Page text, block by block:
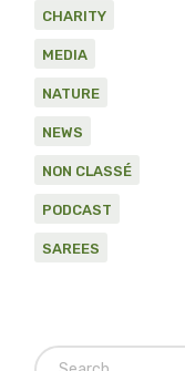
CHARITY
MEDIA
NATURE
NEWS
NON CLASSÉ
PODCAST
SAREES